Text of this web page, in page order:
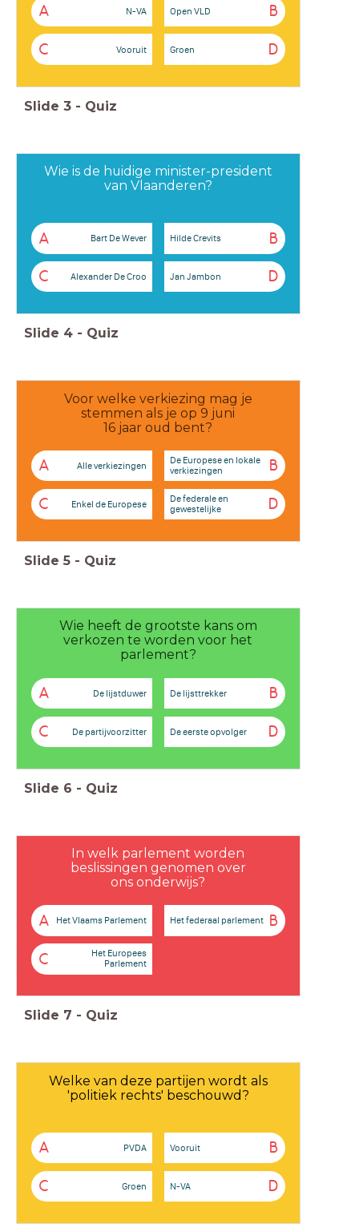
A N-VA B
Open VLD
C Vooruit D
Groen
Slide 3 - Quiz
Wie is de huidige minister-president
van Vlaanderen?
A Bart De Wever B
Hilde Crevits
C Alexander De Croo D
Jan Jambon
Slide 4 - Quiz
Voor welke verkiezing mag je
stemmen als je op 9 juni
16 jaar oud bent?
A Alle verkiezingen B
De Europese en lokale
verkiezingen
C Enkel de Europese D
De federale en
gewestelijke
Slide 5 - Quiz
Wie heeft de grootste kans om
verkozen te worden voor het
parlement?
A De lijstduwer B
De lijsttrekker
C De partijvoorzitter D
De eerste opvolger
Slide 6 - Quiz
In welk parlement worden
beslissingen genomen over
ons onderwijs?
A Het Vlaams Parlement B
Het federaal parlement
C
Het Europees
Parlement
Slide 7 - Quiz
Welke van deze partijen wordt als
'politiek rechts' beschouwd?
A PVDA B
Vooruit
C Groen D
N-VA